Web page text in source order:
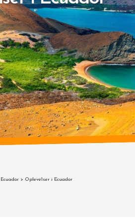
Ecuador > Oplevelser i Ecuador